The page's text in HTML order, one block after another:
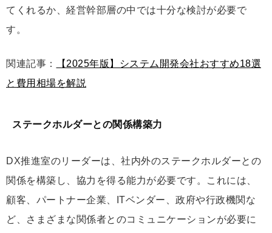
てくれるか、経営幹部層の中では十分な検討が必要で
す。
関連記事：
【2025年版】システム開発会社おすすめ18選
と費用相場を解説
ステークホルダーとの関係構築力
DX推進室のリーダーは、社内外のステークホルダーとの
関係を構築し、協力を得る能力が必要です。これには、
顧客、パートナー企業、ITベンダー、政府や行政機関な
ど、さまざまな関係者とのコミュニケーションが必要に